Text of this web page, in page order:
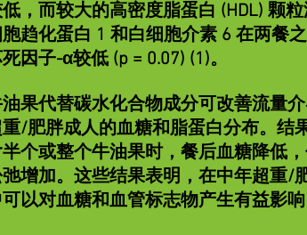
，而较大的高密度脂蛋白 (HDL) 颗
趋化蛋白 1 和白细胞介素 6 在两餐
因子-α较低 (p = 0.07) (1)。
果代替碳水化合物成分可改善流量
/肥胖成人的血糖和脂蛋白分布。结
个或整个牛油果时，餐后血糖降低
增加。这些结果表明，在中年超重/
以对血糖和血管标志物产生有益影响